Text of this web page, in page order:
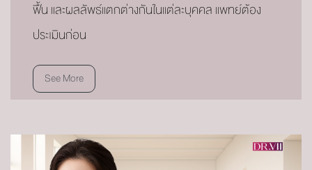
ฟื้น และผลลัพธ์แตกต่างกันในแต่ละบุคคล แพทย์ต้อง
ประเมินก่อน
See More